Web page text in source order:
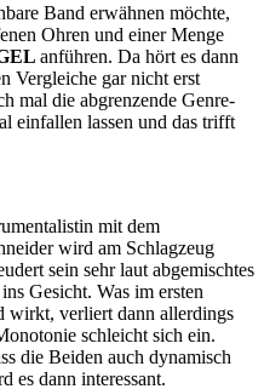
Band erwähnen möchte,
Ohren und einer Menge
anführen. Da hört es dann
Vergleiche gar nicht erst
mal die abgrenzende Genre-
einfallen lassen und das trifft
mit dem
wird am Schlagzeug
sein sehr laut abgemischtes
Gesicht. Was im ersten
wirkt, verliert dann allerdings
schleicht sich ein.
die Beiden auch dynamisch
es dann interessant.